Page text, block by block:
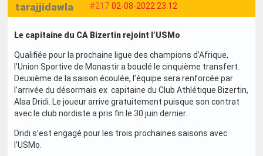
#217 02-08-2022 23:12
tarajjidawla
Le capitaine du CA Bizertin rejoint l’USMo
Qualifiée pour la prochaine ligue des champions d’Afrique,
l’Union Sportive de Monastir a bouclé le cinquième transfert.
Deuxième de la saison écoulée, l’équipe sera renforcée par
l’arrivée du désormais ex capitaine du Club Athlétique Bizertin,
Alaa Dridi. Le joueur arrive gratuitement puisque son contrat
avec le club nordiste a pris fin le 30 juin dernier.
Dridi s’est engagé pour les trois prochaines saisons avec
l’USMo.